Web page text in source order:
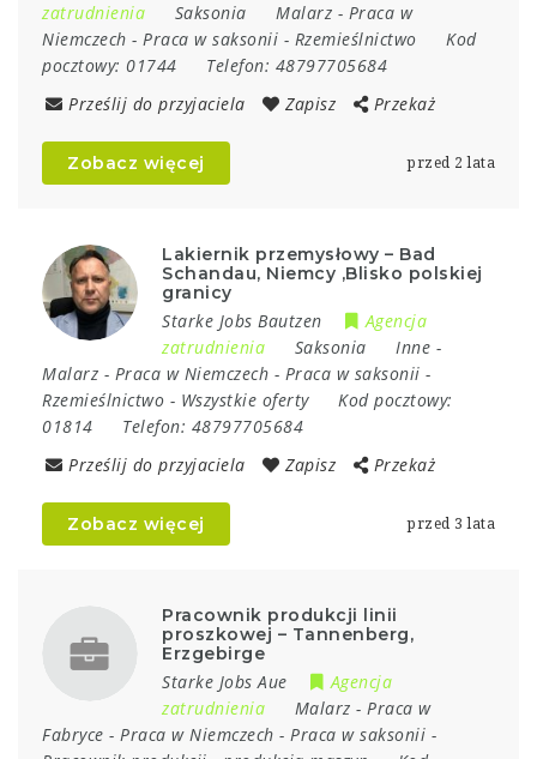
zatrudnienia
Saksonia Malarz - Praca w
Niemczech - Praca w saksonii - Rzemieślnictwo
Kod
pocztowy: 01744 Telefon: 48797705684
Prześlij do przyjaciela
Zapisz Przekaż
Zobacz więcej przed 2 lata
Lakiernik przemysłowy – Bad
Schandau, Niemcy ,Blisko polskiej
granicy
Starke Jobs Bautzen
Agencja
zatrudnienia
Saksonia Inne -
Malarz - Praca w Niemczech - Praca w saksonii -
Rzemieślnictwo - Wszystkie oferty
Kod pocztowy:
01814
Telefon: 48797705684
Prześlij do przyjaciela
Zapisz Przekaż
Zobacz więcej przed 3 lata
Pracownik produkcji linii
proszkowej – Tannenberg,
Erzgebirge
Starke Jobs Aue
Agencja
zatrudnienia
Malarz - Praca w
Fabryce - Praca w Niemczech - Praca w saksonii -